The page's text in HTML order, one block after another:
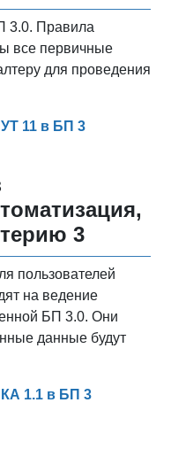
3.0. Правила
все первичные
для проведения
11 в БП 3
3
пользователей
на ведение
БП 3.0. Они
данные будут
1.1 в БП 3